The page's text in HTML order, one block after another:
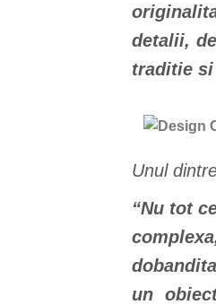
detalii,
traditie
Unul
“Nu tot
un